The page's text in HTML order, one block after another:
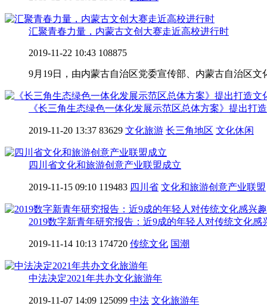
汇聚青春力量，内蒙古文创大赛走近高校进行时
2019-11-22 10:43 108875
9月19日，由内蒙古自治区党委宣传部、内蒙古自治区
《长三角生态绿色一体化发展示范区总体方案》提出打
2019-11-20 13:37 83629 文化旅游 长三角地区 文化休闲
四川省文化和旅游创意产业联盟成立
2019-11-15 09:10 119483 四川省 文化和旅游创意产业联盟
2019数字新青年研究报告：近9成的年轻人对传统文化感
2019-11-14 10:13 174720 传统文化 国潮
中法决定2021年共办文化旅游年
2019-11-07 14:09 125099 中法 文化旅游年